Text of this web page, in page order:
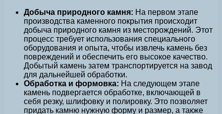
Добыча природного камня: На первом этапе
производства каменного покрытия происходит
добыча природного камня из месторождений. Этот
процесс требует использования специального
оборудования и опыта, чтобы извлечь камень без
повреждений и обеспечить его высокое качество.
Добытый камень затем транспортируется на завод
для дальнейшей обработки.
Обработка и формовка: На следующем этапе
камень подвергается обработке, включающей в
себя резку, шлифовку и полировку. Это позволяет
придать камню нужную форму и размер, а также